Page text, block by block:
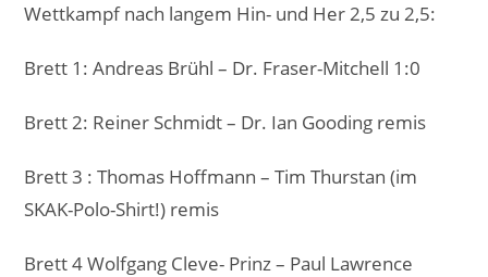
Wettkampf nach langem Hin- und Her 2,5 zu 2,5:
Brett 1: Andreas Brühl – Dr. Fraser-Mitchell 1:0
Brett 2: Reiner Schmidt – Dr. Ian Gooding remis
Brett 3 : Thomas Hoffmann – Tim Thurstan (im
SKAK-Polo-Shirt!) remis
Brett 4 Wolfgang Cleve- Prinz – Paul Lawrence